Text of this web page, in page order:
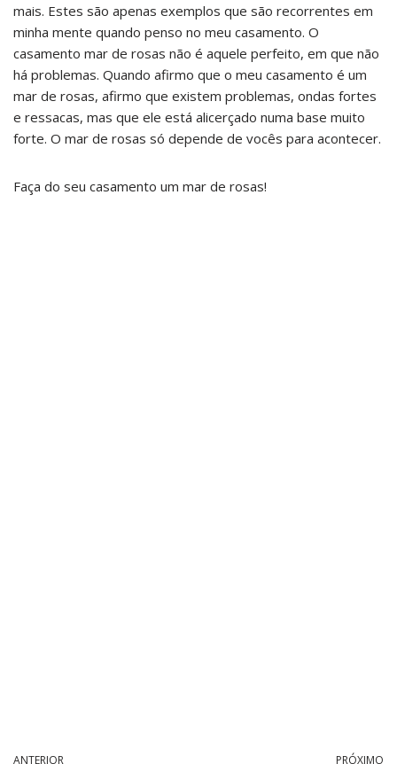
mais. Estes são apenas exemplos que são recorrentes em
minha mente quando penso no meu casamento. O
casamento mar de rosas não é aquele perfeito, em que não
há problemas. Quando afirmo que o meu casamento é um
mar de rosas, afirmo que existem problemas, ondas fortes
e ressacas, mas que ele está alicerçado numa base muito
forte. O mar de rosas só depende de vocês para acontecer.
Faça do seu casamento um mar de rosas!
ANTERIOR PRÓXIMO